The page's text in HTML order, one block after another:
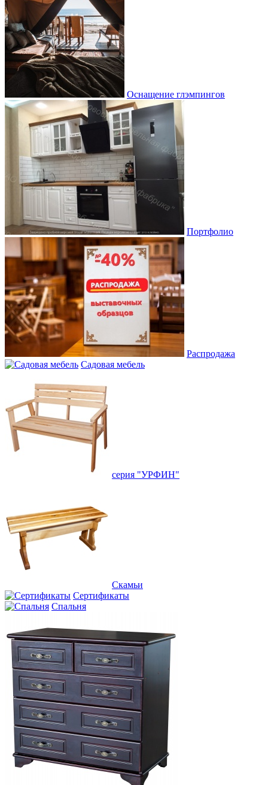
Оснащение глэмпингов
Портфолио
Распродажа
Садовая мебель
серия "УРФИН"
Скамьи
Сертификаты
Спальня